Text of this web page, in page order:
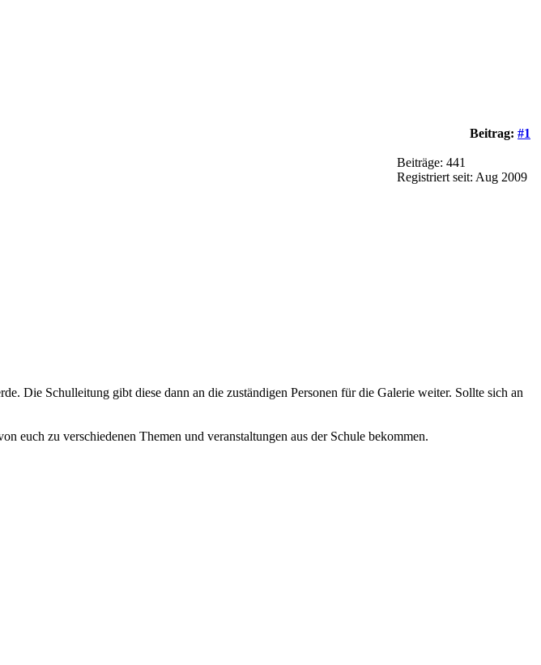
Beitrag: #1
Beiträge: 441
Registriert seit: Aug 2009
Die Schulleitung gibt diese dann an die zuständigen Personen für die Galerie weiter. Sollte sich an
euch zu verschiedenen Themen und veranstaltungen aus der Schule bekommen.